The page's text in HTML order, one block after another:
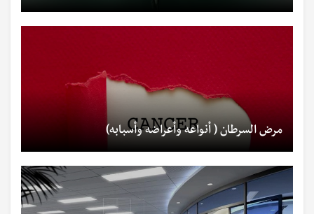
مرض السرطان ( أنواعه وأعراضه وأسبابه)